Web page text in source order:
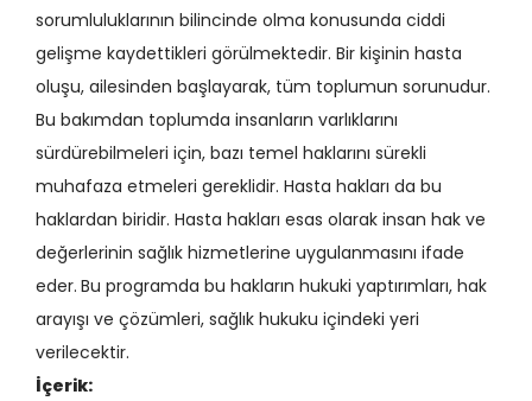
sorumluluklarının bilincinde olma konusunda ciddi
gelişme kaydettikleri görülmektedir. Bir kişinin hasta
oluşu, ailesinden başlayarak, tüm toplumun sorunudur.
Bu bakımdan toplumda insanların varlıklarını
sürdürebilmeleri için, bazı temel haklarını sürekli
muhafaza etmeleri gereklidir. Hasta hakları da bu
haklardan biridir. Hasta hakları esas olarak insan hak ve
değerlerinin sağlık hizmetlerine uygulanmasını ifade
eder. Bu programda bu hakların hukuki yaptırımları, hak
arayışı ve çözümleri, sağlık hukuku içindeki yeri
verilecektir.
İçerik: